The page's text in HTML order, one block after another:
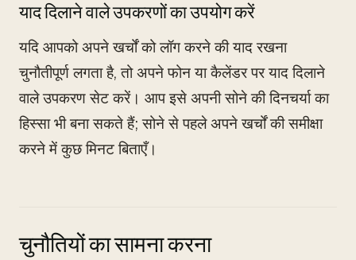
याद दिलाने वाले उपकरणों का उपयोग करें
यदि आपको अपने खर्चों को लॉग करने की याद रखना
चुनौतीपूर्ण लगता है, तो अपने फोन या कैलेंडर पर याद दिलाने
वाले उपकरण सेट करें। आप इसे अपनी सोने की दिनचर्या का
हिस्सा भी बना सकते हैं; सोने से पहले अपने खर्चों की समीक्षा
करने में कुछ मिनट बिताएँ।
चुनौतियों का सामना करना